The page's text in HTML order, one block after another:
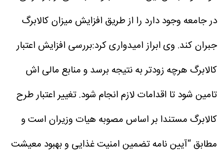
در جامعه وجود دارد را از طریق افزایش میزان کالابرگ
جبران کند. وی ابراز امیدواری کرد:بررسی افزایش اعتبار
کالابرگ هرچه زودتر به نتیجه برسد و منابع مالی اش
تامین شود تا اقدامات لازم انجام شود.تغییر اعتبار طرح
کالابرگ مستندا بر اساس مصوبه هیات وزیران است و
مطابق “آیین نامه تضمین امنیت غذایی و بهبود معیشت